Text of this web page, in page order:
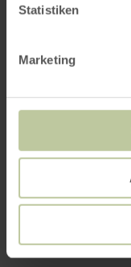
Statistiken
Marketing
Bahnhofstr. 14-16
53947 Nettersheim
Plan your arrival
This